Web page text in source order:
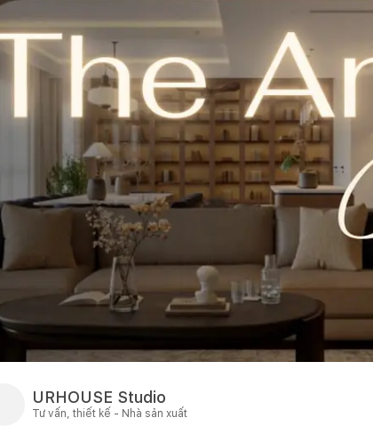
URHOUSE Studio
Tư vấn, thiết kế - Nhà sản xuất